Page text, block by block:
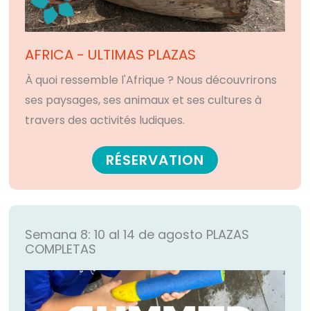
AFRICA - ULTIMAS PLAZAS
À quoi ressemble l'Afrique ? Nous découvrirons
ses paysages, ses animaux et ses cultures à
travers des activités ludiques.
RÉSERVATION
Semana 8: 10 al 14 de agosto PLAZAS
COMPLETAS​